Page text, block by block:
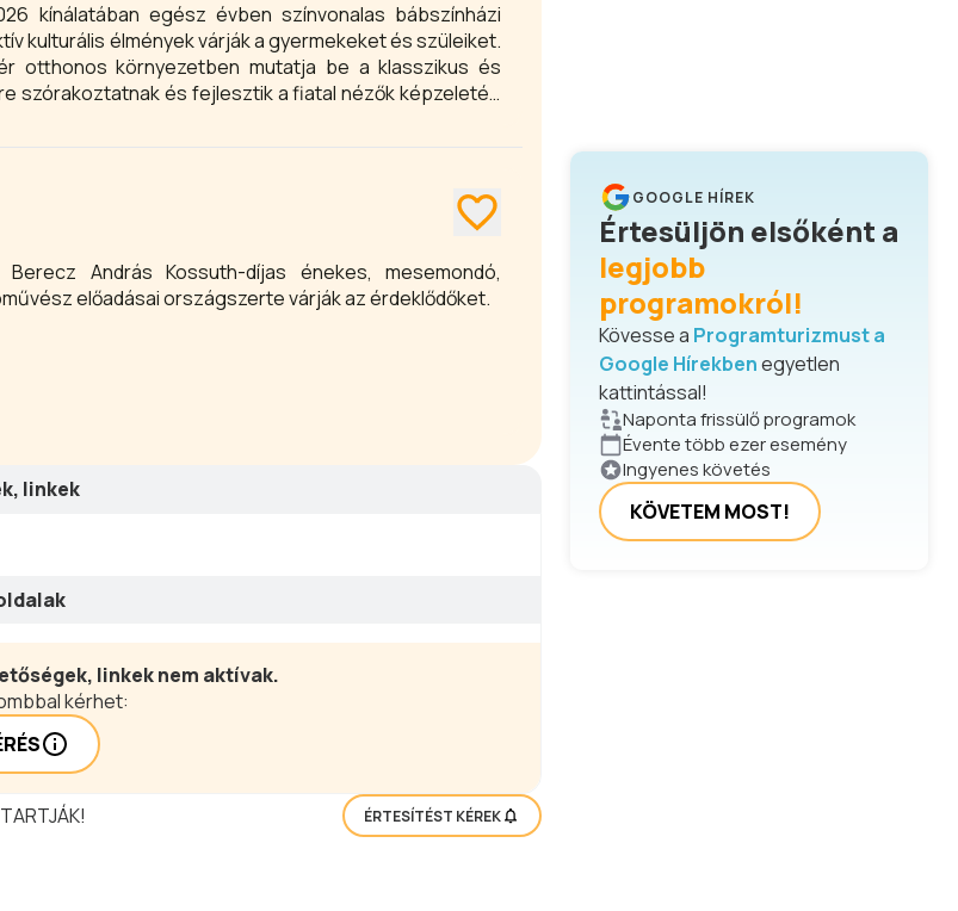
kínálatában egész évben színvonalas bábszínházi
kulturális élmények várják a gyermekeket és szüleiket.
otthonos környezetben mutatja be a klasszikus és
szórakoztatnak és fejlesztik a fiatal nézők képzeletét.
minden korosztály számára.
András Kossuth-díjas énekes, mesemondó,
előadásai országszerte várják az érdeklődőket.
linkek
linkek nem aktívak.
kérhet:
ÉRTESÍTÉST KÉREK
GOOGLE HÍREK
Értesüljön elsőként a
legjobb
programokról!
Kövesse a Programturizmust a
Google Hírekbenegyetlen
kattintással!
Naponta frissülő programok
Évente több ezer esemény
Ingyenes követés
KÖVETEM MOST!